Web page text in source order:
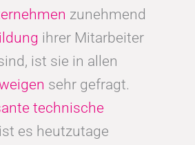
zunehmend
ihrer Mitarbeiter
ist sie in allen
sehr gefragt.
technische
ist es heutzutage